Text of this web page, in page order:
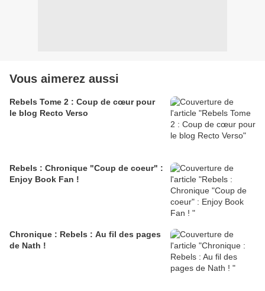
Vous aimerez aussi
Rebels Tome 2 : Coup de cœur pour
le blog Recto Verso
Rebels : Chronique "Coup de coeur" :
Enjoy Book Fan !
Chronique : Rebels : Au fil des pages
de Nath !